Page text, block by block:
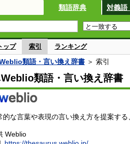
類語辞典 対義語
ップ 索引 ランキング
類語・言い換え辞書 ＞ 索引
Weblio類語・言い換え辞書
的な言葉や表現の言い換え方を提案す
Weblio